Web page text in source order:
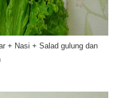
+ Nasi + Salad gulung dan